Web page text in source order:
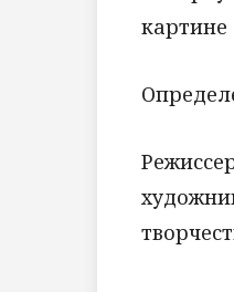
картине